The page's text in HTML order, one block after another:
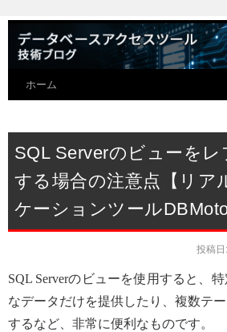
ホーム
SQL Serverのビューを
する場合の注意点【リア
ケーションツールDBMoto
投稿日:
SQL Serverのビューを使用すると、
なデータだけを提供したり、複数テ
するなど、非常に便利なものです。